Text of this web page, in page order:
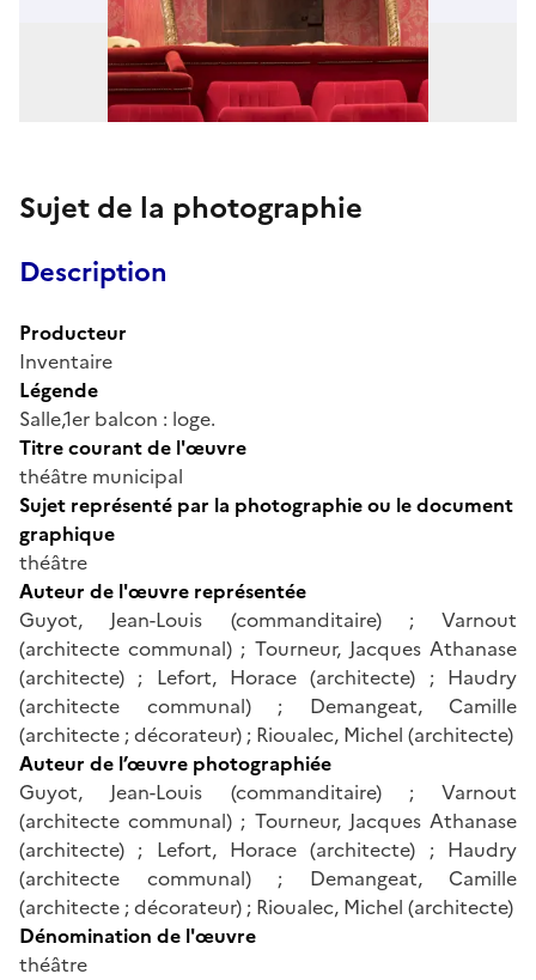
Sujet de la photographie
Description
Producteur
Inventaire
Légende
Salle,1er balcon : loge.
Titre courant de l'œuvre
théâtre municipal
Sujet représenté par la photographie ou le document
graphique
théâtre
Auteur de l'œuvre représentée
Guyot, Jean-Louis (commanditaire) ; Varnout
(architecte communal) ; Tourneur, Jacques Athanase
(architecte) ; Lefort, Horace (architecte) ; Haudry
(architecte communal) ; Demangeat, Camille
(architecte ; décorateur) ; Rioualec, Michel (architecte)
Auteur de l’œuvre photographiée
Guyot, Jean-Louis (commanditaire) ; Varnout
(architecte communal) ; Tourneur, Jacques Athanase
(architecte) ; Lefort, Horace (architecte) ; Haudry
(architecte communal) ; Demangeat, Camille
(architecte ; décorateur) ; Rioualec, Michel (architecte)
Dénomination de l'œuvre
théâtre